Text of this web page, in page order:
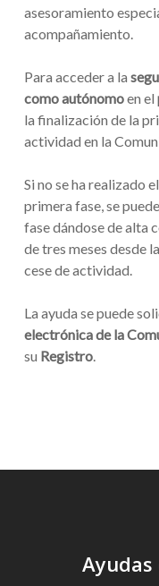
asesoramiento
acompañamiento.
Para acceder a la
como autónomoen el
la finalización de la
actividad en la
Si no se ha realizado
primera fase, se
fase dándose de alta
de tres meses desde
cese de actividad.
La ayuda se puede
electrónica de la
su Registro.